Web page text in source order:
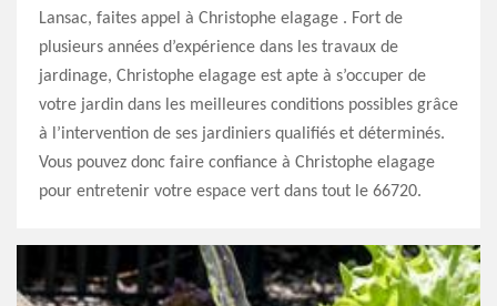
Lansac, faites appel à Christophe elagage . Fort de
plusieurs années d’expérience dans les travaux de
jardinage, Christophe elagage est apte à s’occuper de
votre jardin dans les meilleures conditions possibles grâce
à l’intervention de ses jardiniers qualifiés et déterminés.
Vous pouvez donc faire confiance à Christophe elagage
pour entretenir votre espace vert dans tout le 66720.